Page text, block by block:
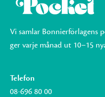
Vi samlar Bonnierförlagens
ger varje månad ut 10–15
Telefon
08-696 80 00